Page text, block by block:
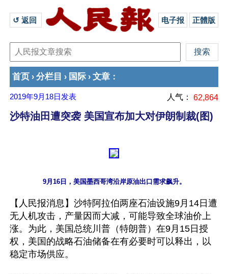
↺ 返回 电子报 正體版
首页 › 分栏目 › 国际 › 文章 ：
2019年9月18日 发表 人气： 62,864
沙特油田遭突袭 美国宣布加大对伊朗制裁(图)
【人民报消息】沙特阿拉伯两座石油设施9月14日遭
无人机攻击，产量因而大减，可能导致全球油价上
涨。为此，美国总统川普（特朗普）在9月15日授
权，美国的战略石油储备在有必要时可以释出，以
稳定市场供应。